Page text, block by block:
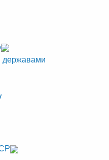
державами